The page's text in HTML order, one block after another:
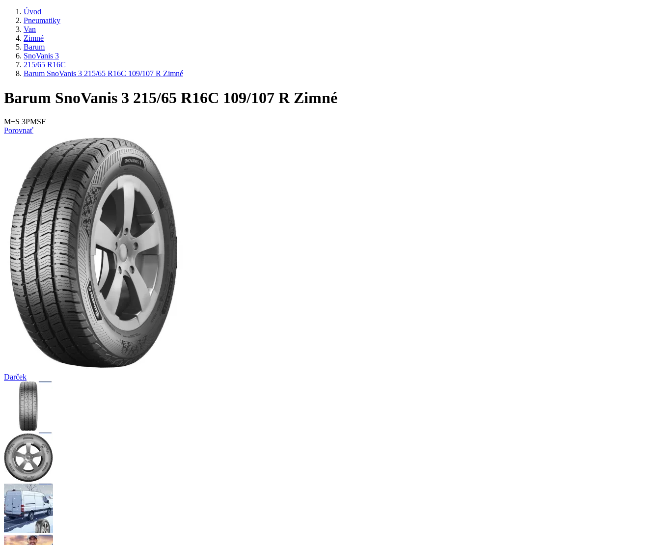
Úvod
Pneumatiky
Van
Zimné
Barum
SnoVanis 3
215/65 R16C
Barum SnoVanis 3 215/65 R16C 109/107 R Zimné
Barum SnoVanis 3 215/65 R16C 109/107 R Zimné
M+S 3PMSF
Porovnať
Darček